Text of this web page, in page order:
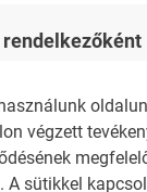
végzett
A sütikkel